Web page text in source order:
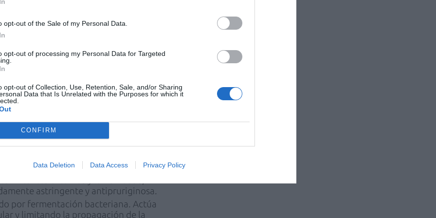
opt-out of the Sale of my Personal Data.
opt-out of processing my Personal Data for Targeted
opt-out of Collection, Use, Retention, Sale, and/or Sharing
Data that Is Unrelated with the Purposes for which it
CONFIRM
Data Deletion Data Access Privacy Policy
se combina con activos de
protectora, permitiendo actuar de forma
implicados en la piel sensible y con
de alta reactividad".
disminuye lasensibilidad cutánea.
.
y refuerzan la
protegen la superficie cutánea y calman
ayudarla a recuperar el equilibrio.
zinc se adhiere a la superficie de la piel y la
irritantes externos y la humedad,
astringente y antipruriginosa.
por fermentación bacteriana. Actúa
y limitando la propagación de la